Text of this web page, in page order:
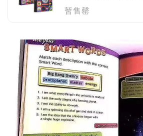
暂售罄